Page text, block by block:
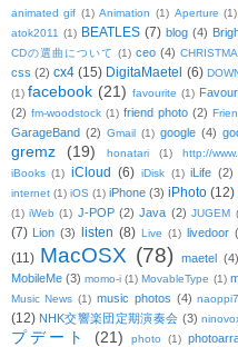
animated gif (1) Animation (1) Aperture (1)
atok2011 (1) BEATLES (7) blog (4)
CDの選曲について (1) ceo (4)
css (2) cx4 (15) DigitaMaetel (6)
(1) facebook (21) favourite (1)
(2) fm-woodstock (1) friend photo (2)
GarageBand (2) Gmail (1) google (4)
gremz (19) honatari (1) http://
iBooks (1) iCloud (6) iDisk (1) iLife (2)
internet (1) iOS (1) iPhone (3) iPhoto (12)
(1) iWeb (1) J-POP (2) Java (2) JUGEM
(7) Lion (3) listen (8) Live (1) livedoor
(11) MacOSX (78) maetel (4)
MobileMe (3) momo-i (1) MovableType (1)
Music News (1) music photos (4) naoppi7
(12) NHK交響楽団定期演奏会 (3)
プデート
(21) photo (1)